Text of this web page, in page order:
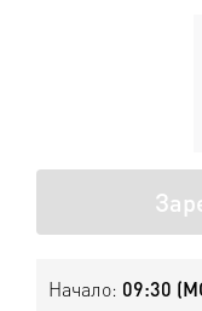
Начало: 09:30